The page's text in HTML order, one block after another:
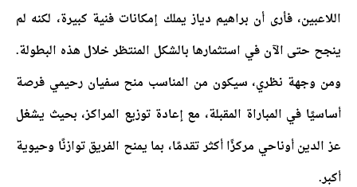
اللاعبين، فأرى أن براهيم دياز يملك إمكانات فنية كبيرة، لكنه لم
ينجح حتى الآن في استثمارها بالشكل المنتظر خلال هذه البطولة.
ومن وجهة نظري، سيكون من المناسب منح سفيان رحيمي فرصة
أساسيًا في المباراة المقبلة، مع إعادة توزيع المراكز، بحيث يشغل
عز الدين أوناحي مركزًا أكثر تقدمًا، بما يمنح الفريق توازنًا وحيوية
أكبر.